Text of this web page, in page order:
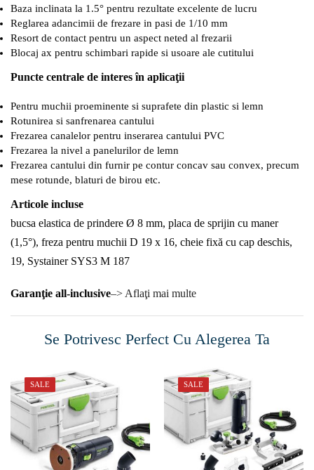
Baza inclinata la 1.5° pentru rezultate excelente de lucru
Reglarea adancimii de frezare in pasi de 1/10 mm
Resort de contact pentru un aspect neted al frezarii
Blocaj ax pentru schimbari rapide si usoare ale cutitului
Puncte centrale de interes în aplicaţii
Pentru muchii proeminente si suprafete din plastic si lemn
Rotunirea si sanfrenarea cantului
Frezarea canalelor pentru inserarea cantului PVC
Frezarea la nivel a panelurilor de lemn
Frezarea cantului din furnir pe contur concav sau convex, precum
mese rotunde, blaturi de birou etc.
Articole incluse
bucsa elastica de prindere Ø 8 mm, placa de sprijin cu maner
(1,5°), freza pentru muchii D 19 x 16, cheie fixă cu cap deschis,
19, Systainer SYS3 M 187
Garanţie all-inclusive–> Aflaţi mai multe
Se Potrivesc Perfect Cu Alegerea Ta
SALE SALE